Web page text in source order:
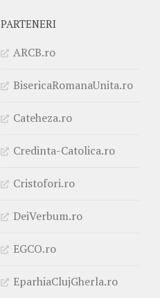
PARTENERI
ARCB.ro
BisericaRomanaUnita.ro
Cateheza.ro
Credinta-Catolica.ro
Cristofori.ro
DeiVerbum.ro
EGCO.ro
EparhiaClujGherla.ro